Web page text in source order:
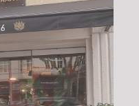
άγχος και
το